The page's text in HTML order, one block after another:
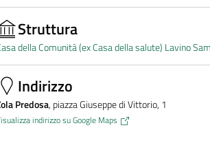
Struttura
della Comunità (ex Casa della salute) Lavino
Indirizzo
Predosa, piazza Giuseppe di Vittorio, 1
indirizzo su Google Maps